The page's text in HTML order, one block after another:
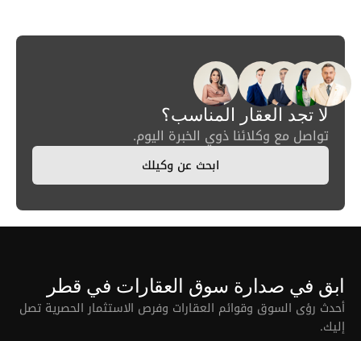
لا تجد العقار المناسب؟
تواصل مع وكلائنا ذوي الخبرة اليوم.
ابحث عن وكيلك
ابق في صدارة سوق العقارات في قطر
أحدث رؤى السوق وقوائم العقارات وفرص الاستثمار الحصرية تصل
إليك.